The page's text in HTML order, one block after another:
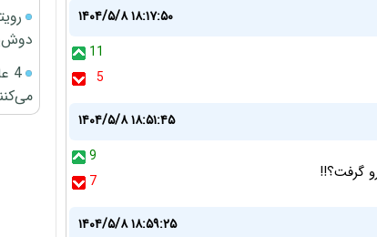
۱۴۰۴/۵/۸ ۱۸:۱۷:۵۰
11
5
۱۴۰۴/۵/۸ ۱۸:۵۱:۴۵
9
7
۱۴۰۴/۵/۸ ۱۸:۵۹:۲۵